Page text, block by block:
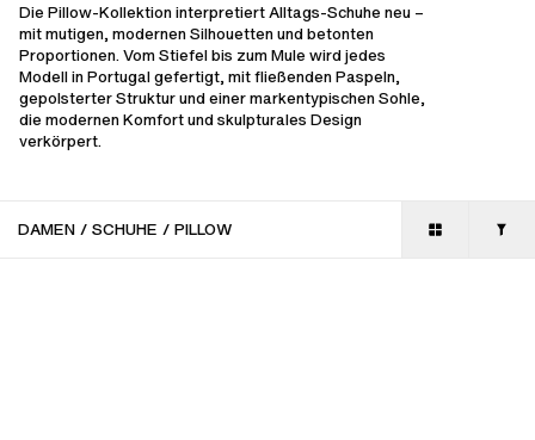
Die Pillow-Kollektion interpretiert Alltags-Schuhe neu –
mit mutigen, modernen Silhouetten und betonten
Proportionen. Vom Stiefel bis zum Mule wird jedes
Modell in Portugal gefertigt, mit fließenden Paspeln,
gepolsterter Struktur und einer markentypischen Sohle,
die modernen Komfort und skulpturales Design
verkörpert.
DAMEN / SCHUHE / PILLOW